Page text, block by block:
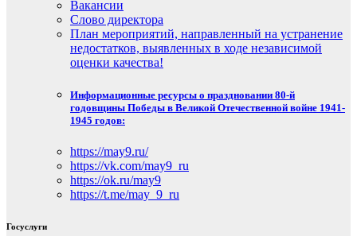
Вакансии
Слово директора
План мероприятий, направленный на устранение
недостатков, выявленных в ходе независимой
оценки качества!
Информационные ресурсы о праздновании 80-й
годовщины Победы в Великой Отечественной войне 1941-
1945 годов:
https://may9.ru/
https://vk.com/may9_ru
https://ok.ru/may9
https://t.me/may_9_ru
Госуслуги